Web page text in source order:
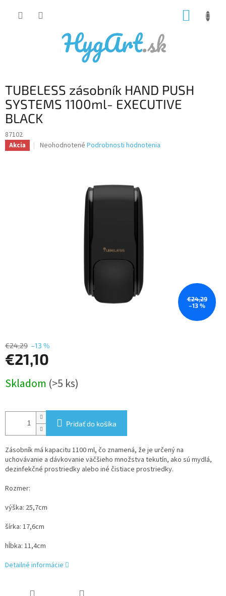
TUBELESS zásobník HAND PUSH
SYSTEMS 1100ml- EXECUTIVE
BLACK
87102
Akcia
Priemerné
Neohodnotené Podrobnosti hodnotenia
€24,29
–13 %
€24,29 –13 %
€21,10
cena:
Skladom (>5 ks)
Pridať do košíka
Zásobník má kapacitu 1100 ml, čo znamená, že je určený na
uchovávanie a dávkovanie väčšieho množstva tekutín, ako sú mydlá,
dezinfekčné prostriedky alebo iné čistiace prostriedky.
Rozmer:
výška: 25,7cm
šírka: 17,6cm
hĺbka: 11,4cm
Detailné informácie